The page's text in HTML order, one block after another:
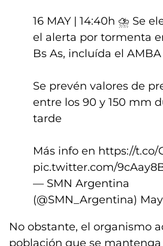
16 MAY | 14:40h ⛈️ Se
el alerta por tormenta
Bs As, incluída el AMBA
Se prevén valores de
entre los 90 y 150 mm
tarde
Más info en https://t.co/
pic.twitter.com/
— SMN Argentina
(@SMN_Argentina)
No obstante, el organismo
población que se